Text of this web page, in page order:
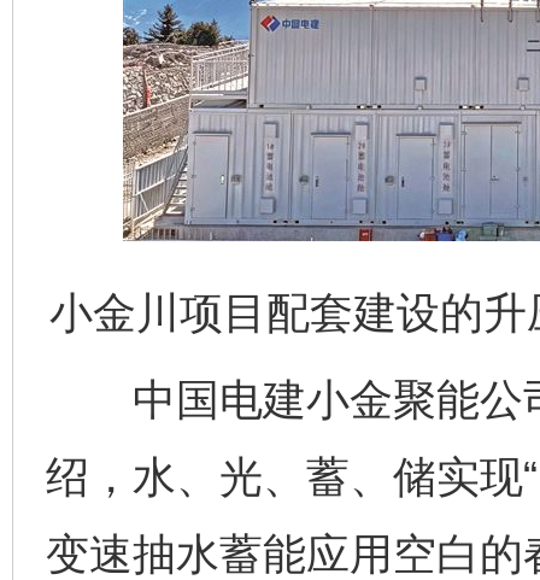
小金川项目配套建设的
中国电建小金聚能公
绍，水、光、蓄、储实现
变速抽水蓄能应用空白